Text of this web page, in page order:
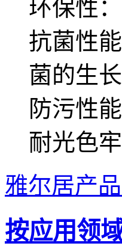
环保性
抗菌性
菌的生长
防污性
耐光色
雅尔居产
按应用领